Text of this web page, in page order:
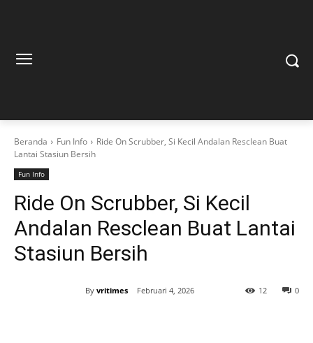
Beranda Fun Info
Ride On Scrubber, Si Kecil Andalan Resclean Buat
Lantai Stasiun Bersih
Fun Info
Ride On Scrubber, Si Kecil
Andalan Resclean Buat Lantai
Stasiun Bersih
By vritimes Februari 4, 2026 0
12